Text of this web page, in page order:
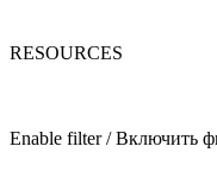
RESOURCES
Enable filter / Включить